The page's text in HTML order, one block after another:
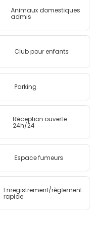
Animaux domestiques
admis
Club pour enfants
Parking
Réception ouverte
24h/24
Espace fumeurs
Enregistrement/règlement
rapide